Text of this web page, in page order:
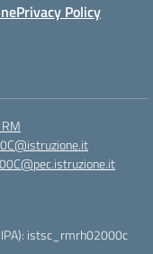
Privacy Policy
istsc_rmrh02000c